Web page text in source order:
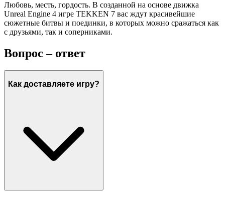
Любовь, месть, гордость. В созданной на основе движка
Unreal Engine 4 игре TEKKEN 7 вас ждут красивейшие
сюжетные битвы и поединки, в которых можно сражаться как
с друзьями, так и соперниками.
Вопрос – ответ
Как доставляете игру?